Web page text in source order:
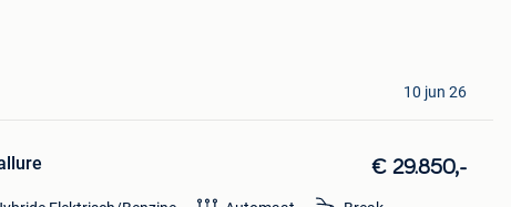
10 jun 26
€ 29.850,-